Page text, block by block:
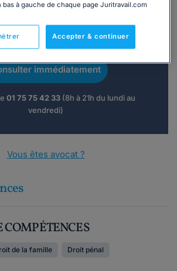
une consultation par
téléphone ?
immédiatement
01 75 75 42 33(8h à 21h du lundi au
vendredi)
Vous êtes avocat ?
de la famille Droit pénal
à gauche de chaque page Juritravail.com
Accepter & continuer